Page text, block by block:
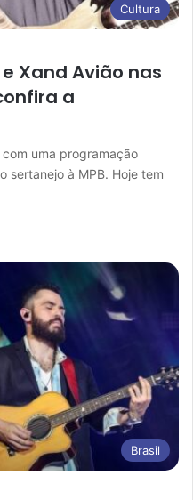
Cultura
Xand Avião nas
a
uma programação
sertanejo à MPB. Hoje tem
Brasil